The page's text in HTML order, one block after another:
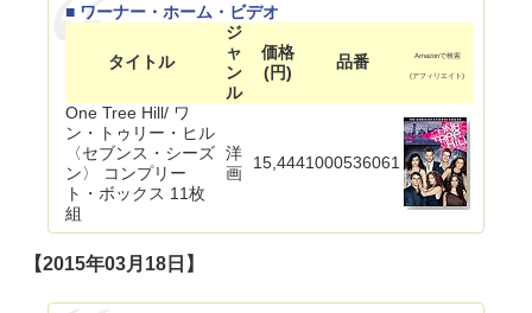
■ ワーナー・ホーム・ビデオ
タイトル
ジ
ャ
ン
ル
価格
(円)
品番 Amazonで検索
(アフィリエイト)
One Tree Hill/ ワ
ン・トゥリー・ヒル
〈セブンス・シーズ
ン〉 コンプリー
ト・ボックス 11枚
組
洋
画
15,4441000536061
【2015年03月18日】